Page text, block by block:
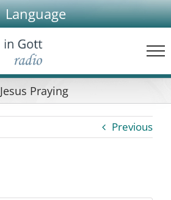
Language
Jesus Praying
Previous